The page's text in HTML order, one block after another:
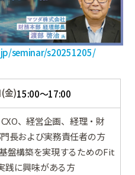
seminar/s20251205/
金)15:00～17:00
、経営企画、経理・財
長および実務責任者の方
盤構築を実現するためのFit
践に興味がある方